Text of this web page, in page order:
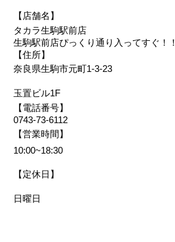
【店舗名】
タカラ生駒駅前店
生駒駅前店ぴっくり通り入ってすぐ！！
【住所】
奈良県生駒市元町1-3-23
玉置ビル1F
【電話番号】
0743-73-6112
【営業時間】
10:00~18:30
【定休日】
日曜日